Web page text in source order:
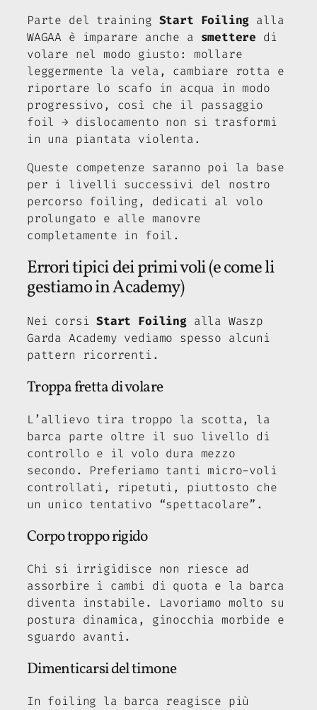
Parte del training Start Foiling alla
WAGAA è imparare anche a smettere di
volare nel modo giusto: mollare
leggermente la vela, cambiare rotta e
riportare lo scafo in acqua in modo
progressivo, così che il passaggio
foil → dislocamento non si trasformi
in una piantata violenta.
Queste competenze saranno poi la base
per i livelli successivi del nostro
percorso foiling, dedicati al volo
prolungato e alle manovre
completamente in foil.
Errori tipici dei primi voli (e come li
gestiamo in Academy)
Nei corsiStart Foilingalla Waszp
Garda Academy vediamo spesso alcuni
pattern ricorrenti.
Troppa fretta di volare
L’allievo tira troppo la scotta, la
barca parte oltre il suo livello di
controllo e il volo dura mezzo
secondo. Preferiamo tanti micro-voli
controllati, ripetuti, piuttosto che
un unico tentativo “spettacolare”.
Corpo troppo rigido
Chi si irrigidisce non riesce ad
assorbire i cambi di quota e la barca
diventa instabile. Lavoriamo molto su
postura dinamica, ginocchia morbide e
sguardo avanti.
Dimenticarsi del timone
In foiling la barca reagisce più